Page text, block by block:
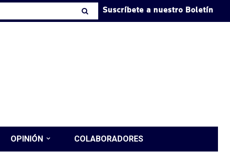
Suscríbete a nuestro Boletín
OPINIÓN COLABORADORES